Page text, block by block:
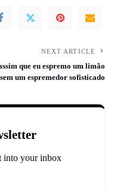
NEXT ARTICLE
que eu espremo um limão
sem um espremedor sofisticado
into your inbox